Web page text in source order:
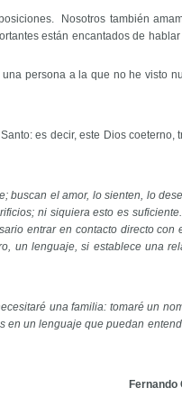
Nosotros también
están encantados de
persona a la que no he visto
es decir, este Dios coeterno,
buscan el amor, lo sienten, lo
ni siquiera esto es
entrar en contacto directo con
un lenguaje, si establece una
una familia: tomaré un
en un lenguaje que puedan
Fernando